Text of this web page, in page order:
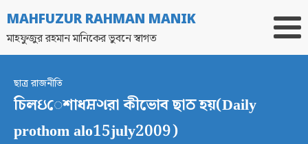
MAHFUZUR RAHMAN MANIK
মাহফুজুর রহমান মানিকের ভুবনে স্বাগত
ছাত্র রাজনীতি
চিলઇেশাধਸ਼ગরা কীভােব ছাਠ হয়(Daily
prothom alo15july2009)